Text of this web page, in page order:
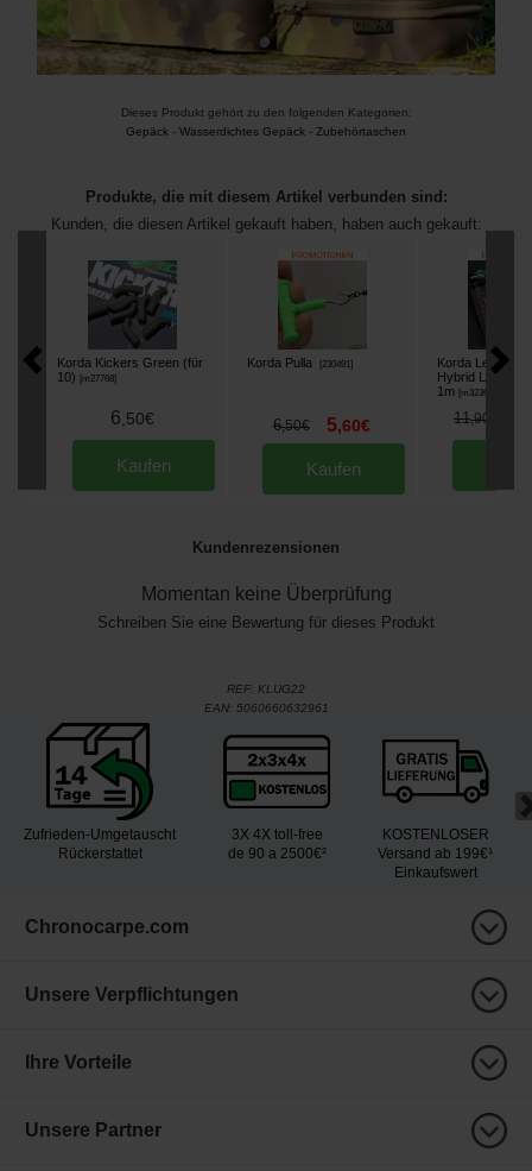
Dieses Produkt gehört zu den folgenden Kategorien:
Gepäck - Wasserdichtes Gepäck - Zubehörtaschen
Produkte, die mit diesem Artikel verbunden sind:
Kunden, die diesen Artikel gekauft haben, haben auch gekauft:
Korda Kickers Green (für
10)
[m27768]
6 50€
Kaufen
Korda Pulla [230491]
6,50€ 5,60€
Kaufen
Korda
Hybrid Lead
1m [m32363
11,90
Kundenrezensionen
Momentan keine Überprüfung
Schreiben Sie eine Bewertung für dieses Produkt
REF: KLUG22
EAN: 5060660632961
Zufrieden-Umgetauscht
Rückerstattet
3X 4X toll-free
de 90 a 2500€²
KOSTENLOSER
Versand ab 199€¹
Einkaufswert
Chronocarpe.com
Unsere Verpflichtungen
Ihre Vorteile
Unsere Partner